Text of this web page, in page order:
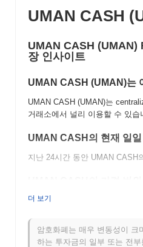
UMAN CASH
UMAN CASH (UMAN)
장 인사이트
UMAN CASH (UMAN)는
UMAN CASH (UMAN)는
거래소에서 널리 이용할 수 있습
UMAN CASH의 현재 일
지난 24시간 동안 UMAN CASH
역대 최고가(ATH):
UMAN CASH는 현재 ATH보다
더 보기
암호화폐는 매우 변동성이 크
하는 투자금의 일부 또는 전